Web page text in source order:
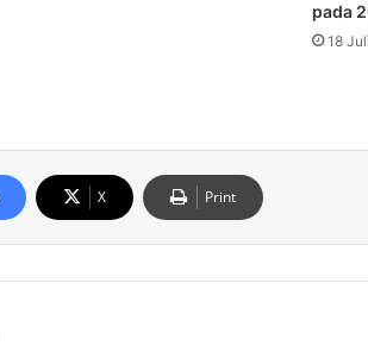
pada
18
X Print